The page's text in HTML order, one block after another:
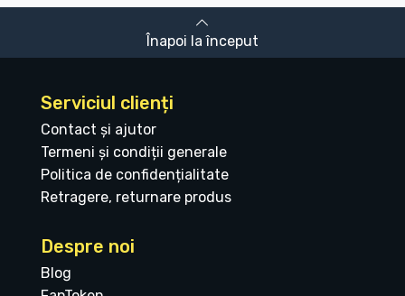
Înapoi la început
Serviciul clienți
Contact și ajutor
Termeni și condiții generale
Politica de confidențialitate
Retragere, returnare produs
Despre noi
Blog